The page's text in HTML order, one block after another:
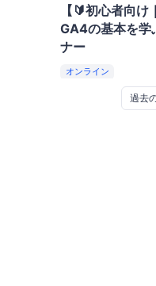
【🔰初心者向
GA4の基本を学
ナー
オンライン
過去